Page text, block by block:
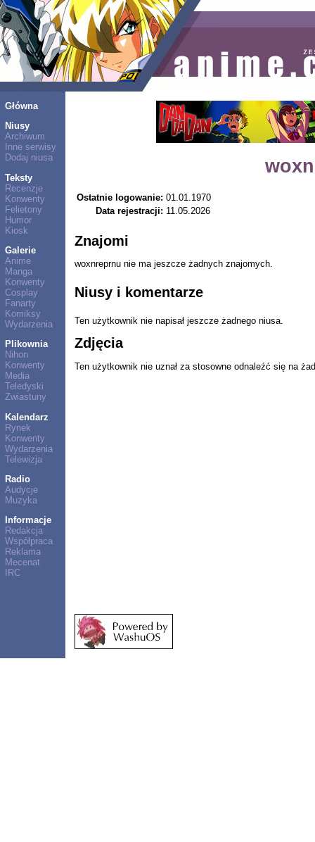
Główna
Niusy
Archiwum
Inne serwisy
Dodaj niusa
Teksty
Recenzje
Konwenty
Felietony
Humor
Kiosk
Galerie
Anime
Manga
Konwenty
Cosplay
Fanarty
Komiksy
Wydarzenia
Plikownia
Nihon
Konwenty
Media
Teledyski
Zwiastuny
Kalendarz
Rynek
Konwenty
Wydarzenia
Telewizja
Radio
Audycje
Muzyka
Informacje
Redakcja
Współpraca
Reklama
Mecenat
IRC
Ostatnie logowanie: 01.01.1970
Data rejestracji: 11.05.2026
Znajomi
woxnreprnu nie ma jeszcze żadnych znajomych.
Niusy i komentarze
Ten użytkownik nie napisał jeszcze żadnego niusa.
Zdjęcia
Ten użytkownik nie uznał za stosowne odnaleźć się na